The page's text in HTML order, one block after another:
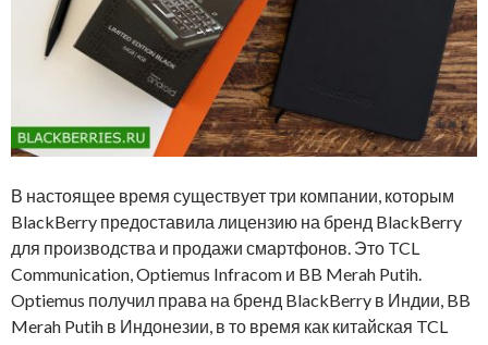
В настоящее время существует три компании, которым
BlackBerry предоставила лицензию на бренд BlackBerry
для производства и продажи смартфонов. Это TCL
Communication, Optiemus Infracom и BB Merah Putih.
Optiemus получил права на бренд BlackBerry в Индии, BB
Merah Putih в Индонезии, в то время как китайская TCL